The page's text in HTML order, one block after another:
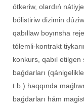
ótkeriw, olardıń
bólistiriw dizimin dúziw
qabıllaw boyınsha
tólemli-kontrakt
konkurs, qabıl etilgen
baǵdarları
t.b.) haqqında
baǵdarları hám